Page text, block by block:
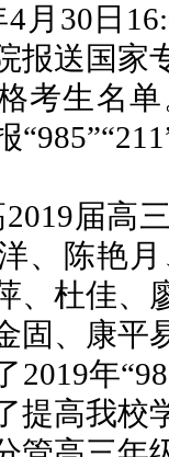
4月30日
报送国家
考生名
2019届高
、陈艳
、杜佳、
固、康平
2019年
提高我校